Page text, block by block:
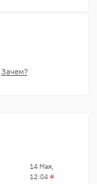
Зачем?
14 Мая,
12:04#